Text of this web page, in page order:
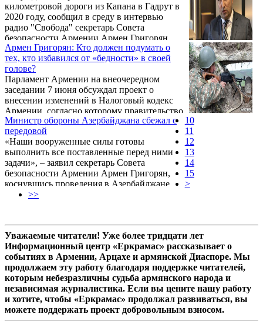
километровой дороги из Капана в Гадрут в
2020 году, сообщил в среду в интервью
радио "Свобода" секретарь Совета
безопасности Армении Армен Григорян.
Армен Григорян: Кто должен подумать о
тех, кто избавился от «бедности» в своей
голове?
Парламент Армении на внеочередном
заседании 7 июня обсуждал проект о
внесении изменений в Налоговый кодекс
Армении, согласно которому правительство
предлагает снизить на 2 процентных пункта
ставку налога на прибыль и внедрить
единую ставку подоходного налога,
установив с 1-го января 2020 года 23
процента. Затем до 2023 года ставка
подоходного налога будет постепенно
понижена до 20 процентов.
Министр обороны Азербайджана сбежал с
передовой
«Наши вооруженные силы готовы
выполнить все поставленные перед ними
задачи», – заявил секретарь Совета
безопасности Армении Армен Григорян,
коснувшись проведения в Азербайджане
очередных военных учений и звучащих из
10
11
12
13
14
15
>
>>
Уважаемые читатели! Уже более тридцати лет
Информационный центр «Еркрамас» рассказывает о
событиях в Армении, Арцахе и армянской Диаспоре. Мы
продолжаем эту работу благодаря поддержке читателей,
которым небезразличны судьба армянского народа и
независимая журналистика. Если вы цените нашу работу
и хотите, чтобы «Еркрамас» продолжал развиваться, вы
можете поддержать проект добровольным взносом.